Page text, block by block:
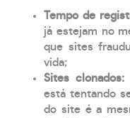
Tempo de
já estejam no
que sites
vida;
Sites clonados:
está tentando
do site é a